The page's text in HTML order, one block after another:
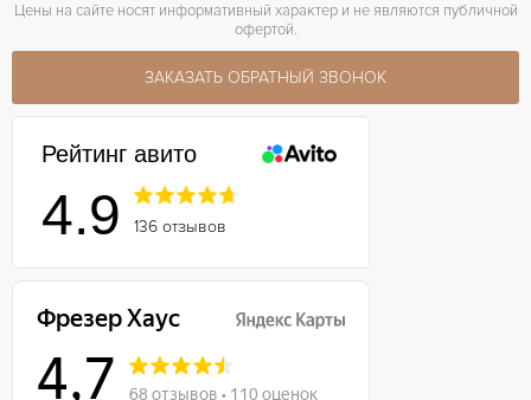
Цены на сайте носят информативный характер и не являются публичной
офертой.
ЗАКАЗАТЬ ОБРАТНЫЙ ЗВОНОК
Рейтинг авито
4.9 136 отзывов